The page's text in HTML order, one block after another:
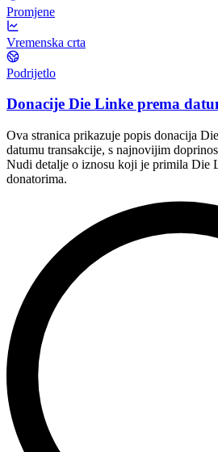
Promjene
Vremenska crta
Podrijetlo
Donacije Die Linke prema
Ova stranica prikazuje popis donacija
datumu transakcije, s najnovijim
Nudi detalje o iznosu koji je primila Die
donatorima.